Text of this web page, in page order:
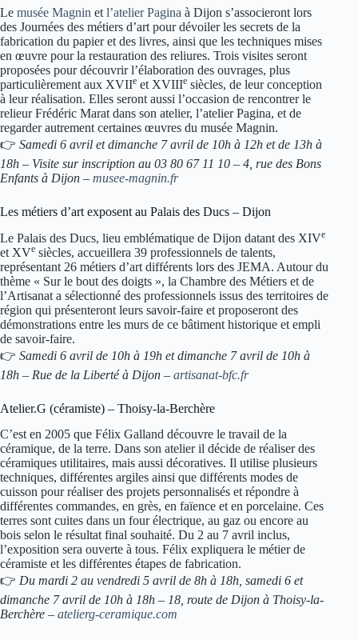
Le musée Magnin et l’atelier Pagina à Dijon s’associeront lors
des Journées des métiers d’art pour dévoiler les secrets de la
fabrication du papier et des livres, ainsi que les techniques mises
en œuvre pour la restauration des reliures. Trois visites seront
proposées pour découvrir l’élaboration des ouvrages, plus
particulièrement aux XVIIe et XVIIIe siècles, de leur conception
à leur réalisation. Elles seront aussi l’occasion de rencontrer le
relieur Frédéric Marat dans son atelier, l’atelier Pagina, et de
regarder autrement certaines œuvres du musée Magnin.
👉 Samedi 6 avril et dimanche 7 avril de 10h à 12h et de 13h à
18h – Visite sur inscription au 03 80 67 11 10 – 4, rue des Bons
Enfants à Dijon – musee-magnin.fr
Les métiers d’art exposent au Palais des Ducs – Dijon
Le Palais des Ducs, lieu emblématique de Dijon datant des XIVe
et XVe siècles, accueillera 39 professionnels de talents,
représentant 26 métiers d’art différents lors des JEMA. Autour du
thème « Sur le bout des doigts », la Chambre des Métiers et de
l’Artisanat a sélectionné des professionnels issus des territoires de
région qui présenteront leurs savoir-faire et proposeront des
démonstrations entre les murs de ce bâtiment historique et empli
de savoir-faire.
👉 Samedi 6 avril de 10h à 19h et dimanche 7 avril de 10h à
18h – Rue de la Liberté à Dijon – artisanat-bfc.fr
Atelier.G (céramiste) – Thoisy-la-Berchère
C’est en 2005 que Félix Galland découvre le travail de la
céramique, de la terre. Dans son atelier il décide de réaliser des
céramiques utilitaires, mais aussi décoratives. Il utilise plusieurs
techniques, différentes argiles ainsi que différents modes de
cuisson pour réaliser des projets personnalisés et répondre à
différentes commandes, en grès, en faïence et en porcelaine. Ces
terres sont cuites dans un four électrique, au gaz ou encore au
bois selon le résultat final souhaité. Du 2 au 7 avril inclus,
l’exposition sera ouverte à tous. Félix expliquera le métier de
céramiste et les différentes étapes de fabrication.
👉 Du mardi 2 au vendredi 5 avril de 8h à 18h, samedi 6 et
dimanche 7 avril de 10h à 18h – 18, route de Dijon à Thoisy-la-
Berchère – atelierg-ceramique.com